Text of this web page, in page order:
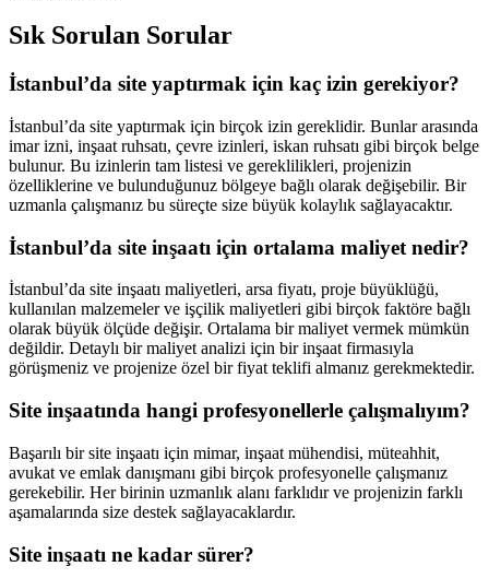
Sık Sorulan Sorular
İstanbul’da site yaptırmak için kaç izin gerekiyor?
İstanbul’da site yaptırmak için birçok izin gereklidir. Bunlar arasında
imar izni, inşaat ruhsatı, çevre izinleri, iskan ruhsatı gibi birçok belge
bulunur. Bu izinlerin tam listesi ve gereklilikleri, projenizin
özelliklerine ve bulunduğunuz bölgeye bağlı olarak değişebilir. Bir
uzmanla çalışmanız bu süreçte size büyük kolaylık sağlayacaktır.
İstanbul’da site inşaatı için ortalama maliyet nedir?
İstanbul’da site inşaatı maliyetleri, arsa fiyatı, proje büyüklüğü,
kullanılan malzemeler ve işçilik maliyetleri gibi birçok faktöre bağlı
olarak büyük ölçüde değişir. Ortalama bir maliyet vermek mümkün
değildir. Detaylı bir maliyet analizi için bir inşaat firmasıyla
görüşmeniz ve projenize özel bir fiyat teklifi almanız gerekmektedir.
Site inşaatında hangi profesyonellerle çalışmalıyım?
Başarılı bir site inşaatı için mimar, inşaat mühendisi, müteahhit,
avukat ve emlak danışmanı gibi birçok profesyonelle çalışmanız
gerekebilir. Her birinin uzmanlık alanı farklıdır ve projenizin farklı
aşamalarında size destek sağlayacaklardır.
Site inşaatı ne kadar sürer?